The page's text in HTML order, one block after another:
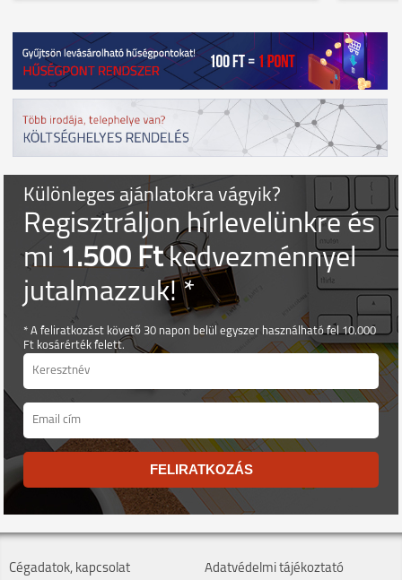
Különleges ajánlatokra vágyik?
Regisztráljon hírlevelünkre és
mi1.500 Ftkedvezménnyel
jutalmazzuk! *
* A feliratkozást követő 30 napon belül egyszer használható fel 10.000
Ft kosárérték felett.
FELIRATKOZÁS
Cégadatok, kapcsolat
Adatvédelmi tájékoztató